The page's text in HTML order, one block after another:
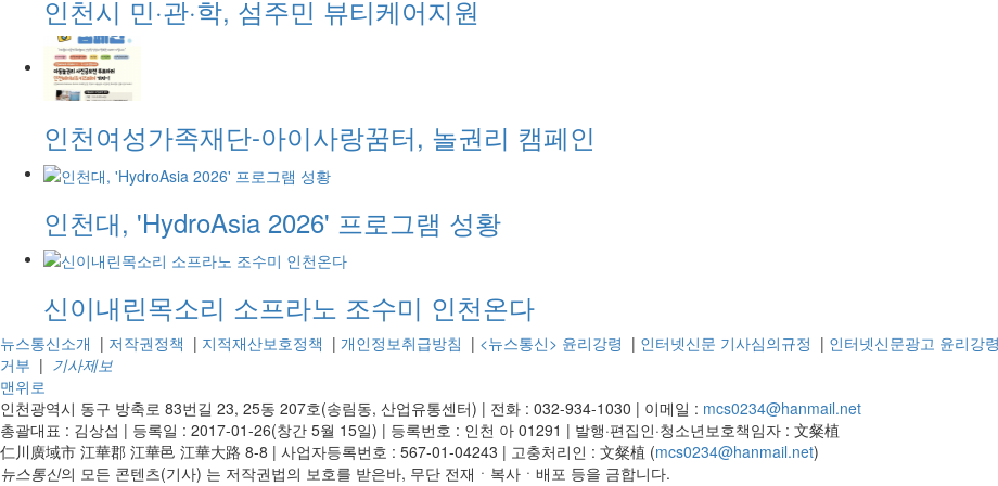
인천시 민·관·학, 섬주민 뷰티케어지원
인천여성가족재단-아이사랑꿈터, 놀권리 캠페인
인천대, 'HydroAsia 2026' 프로그램 성황
신이내린목소리 소프라노 조수미 인천온다
뉴스통신소개 | 저작권정책 | 지적재산보호정책 | 개인정보취급방침 | <뉴스통신> 윤리강령 | 인터넷신문 기사심의규정 | 인터넷신문광고 윤리강
거부 | 기사제보
맨위로
인천광역시 동구 방축로 83번길 23, 25동 207호(송림동, 산업유통센터) | 전화 : 032-934-1030 | 이메일 : mcs0234@hanmail.net
총괄대표 : 김상섭 | 등록일 : 2017-01-26(창간 5월 15일) | 등록번호 : 인천 아 01291 | 발행·편집인·청소년보호책임자 : 文粲植
仁川廣域市 江華郡 江華邑 江華大路 8-8 | 사업자등록번호 : 567-01-04243 | 고충처리인 : 文粲植 (mcs0234@hanmail.net)
뉴스통신의 모든 콘텐츠(기사) 는 저작권법의 보호를 받은바, 무단 전재ㆍ복사ㆍ배포 등을 금합니다.